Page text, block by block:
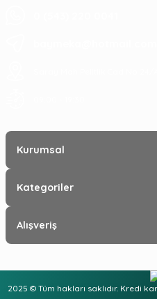
Kurumsal
Kategoriler
Alışveriş
2025 © Tüm hakları saklıdır. Kredi